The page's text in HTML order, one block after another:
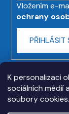
K personalizaci
sociálních médií
soubory
Vložením e-
ochrany
PŘIHLÁSIT